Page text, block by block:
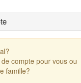
compte pour vous ou
famille?